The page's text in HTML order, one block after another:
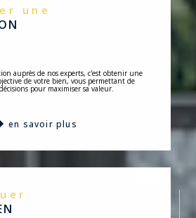
une
auprès de nos experts, c'est obtenir une
de votre bien, vous permettant de
pour maximiser sa valeur.
en savoir plus